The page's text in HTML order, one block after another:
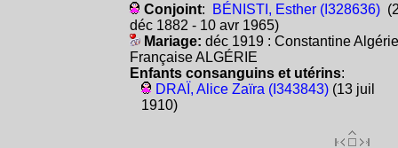
Conjoint: BÉNISTI, Esther (I328636)
déc 1882 - 10 avr 1965)
Mariage: déc 1919 : Constantine Algérie
Française ALGÉRIE
Enfants consanguins et utérins:
DRAÏ, Alice Zaïra (I343843)(13 juil
1910)